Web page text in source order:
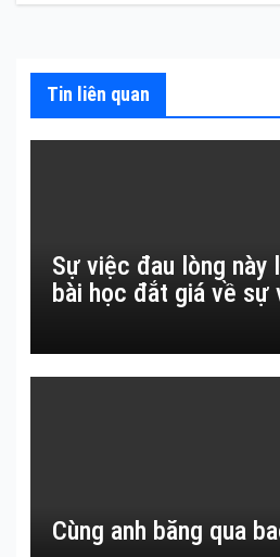
viết
Tin liên quan
Sự việc đau lòng này
bài học đắt giá về sự
Cùng anh băng qua